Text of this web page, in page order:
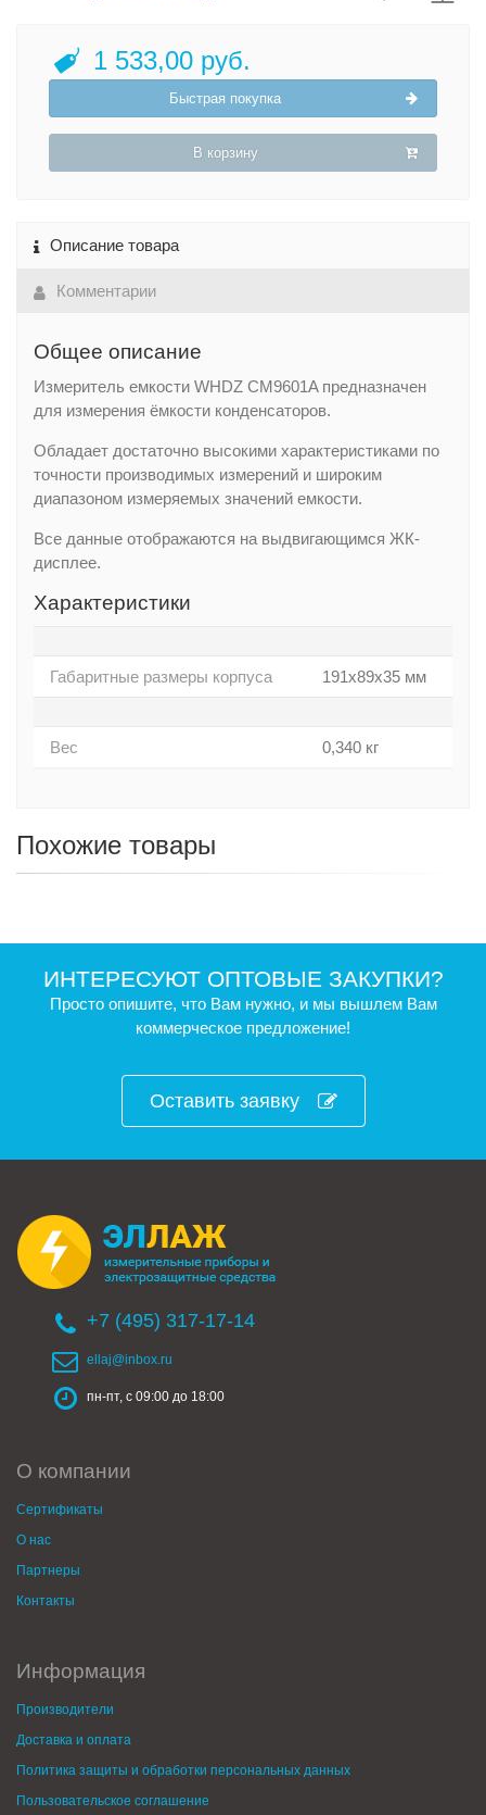
1 533,00 руб.
Быстрая покупка
В корзину
Описание товара
Комментарии
Общее описание
Измеритель емкости WHDZ CM9601A предназначен
для измерения ёмкости конденсаторов.
Обладает достаточно высокими характеристиками по
точности производимых измерений и широким
диапазоном измеряемых значений емкости.
Все данные отображаются на выдвигающимся ЖК-
дисплее.
Характеристики
Габаритные размеры корпуса 191х89х35 мм
Вес 0,340 кг
Похожие товары
ИНТЕРЕСУЮТ ОПТОВЫЕ ЗАКУПКИ?
Просто опишите, что Вам нужно, и мы вышлем Вам
коммерческое предложение!
Оставить заявку
+7 (495) 317-17-14
ellaj@inbox.ru
пн-пт, с 09:00 до 18:00
О компании
Сертификаты
О нас
Партнеры
Контакты
Информация
Производители
Доставка и оплата
Политика защиты и обработки персональных данных
Пользовательское соглашение